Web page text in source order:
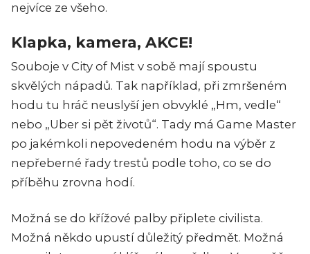
nejvíce ze všeho.
Klapka, kamera, AKCE!
Souboje v City of Mist v sobě mají spoustu
skvělých nápadů. Tak například, při zmršeném
hodu tu hráč neuslyší jen obvyklé „Hm, vedle“
nebo „Uber si pět životů“. Tady má Game Master
po jakémkoli nepovedeném hodu na výběr z
nepřeberné řady trestů podle toho, co se do
příběhu zrovna hodí.
Možná se do křížové palby připlete civilista.
Možná někdo upustí důležitý předmět. Možná